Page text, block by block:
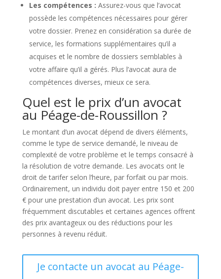
Les compétences : Assurez-vous que l’avocat
possède les compétences nécessaires pour gérer
votre dossier. Prenez en considération sa durée de
service, les formations supplémentaires qu’il a
acquises et le nombre de dossiers semblables à
votre affaire qu’il a gérés. Plus l’avocat aura de
compétences diverses, mieux ce sera.
Quel est le prix d’un avocat
au Péage-de-Roussillon ?
Le montant d’un avocat dépend de divers éléments,
comme le type de service demandé, le niveau de
complexité de votre problème et le temps consacré à
la résolution de votre demande. Les avocats ont le
droit de tarifer selon l’heure, par forfait ou par mois.
Ordinairement, un individu doit payer entre 150 et 200
€ pour une prestation d’un avocat. Les prix sont
fréquemment discutables et certaines agences offrent
des prix avantageux ou des réductions pour les
personnes à revenu réduit.
Je contacte un avocat au Péage-